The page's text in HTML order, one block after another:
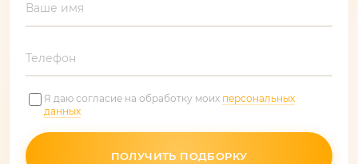
Ваше имя
Телефон
Я даю согласие на обработку моих персональных
данных
ПОЛУЧИТЬ ПОДБОРКУ